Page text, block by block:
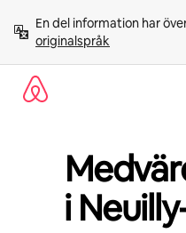
innehåll
En del information har
originalspråk
i